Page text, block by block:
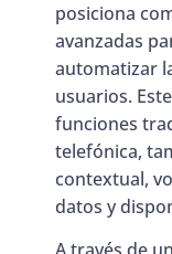
posiciona
avanzadas
automatizar
usuarios.
funciones
telefónica,
contextual,
datos y